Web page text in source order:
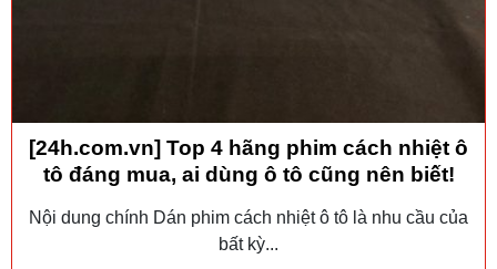
[24h.com.vn] Top 4 hãng phim cách nhiệt ô
tô đáng mua, ai dùng ô tô cũng nên biết!
Nội dung chính Dán phim cách nhiệt ô tô là nhu cầu của
bất kỳ...